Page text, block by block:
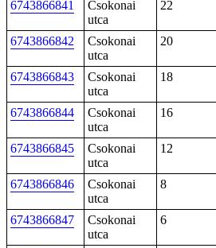
6743866841
Csokonai
utca
22
6743866842
Csokonai
utca
20
6743866843
Csokonai
utca
18
6743866844
Csokonai
utca
16
6743866845
Csokonai
utca
12
6743866846
Csokonai
utca
8
6743866847
Csokonai
utca
6